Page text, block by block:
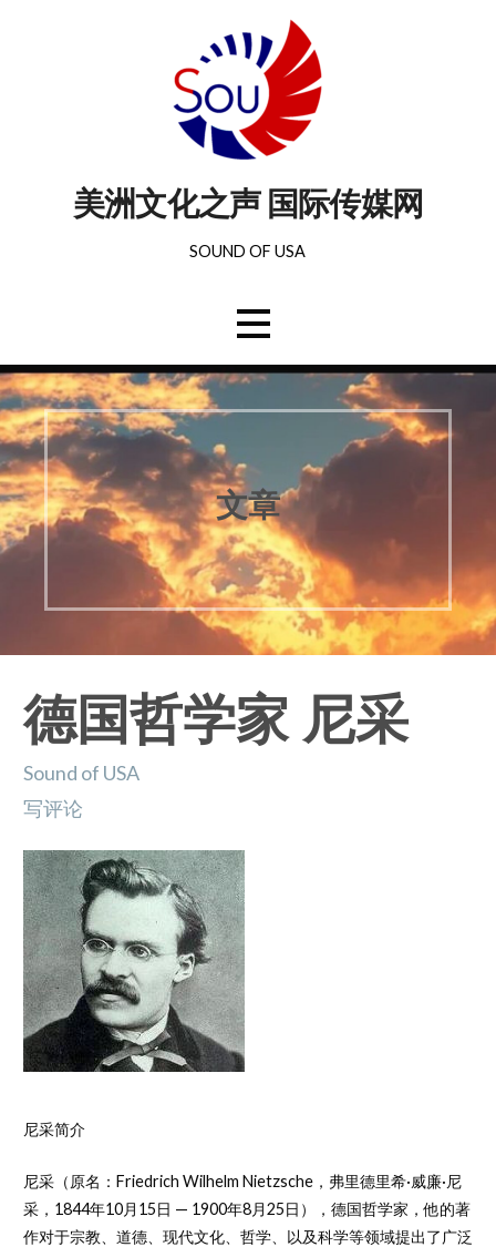
美洲文化之声 国际传媒网
SOUND OF USA
文章
德国哲学家 尼采
Sound of USA
写评论
尼采简介
尼采（原名：Friedrich Wilhelm Nietzsche，弗里德里希·威廉·尼
采，1844年10月15日 — 1900年8月25日），德国哲学家，他的著
作对于宗教、道德、现代文化、哲学、以及科学等领域提出了广泛